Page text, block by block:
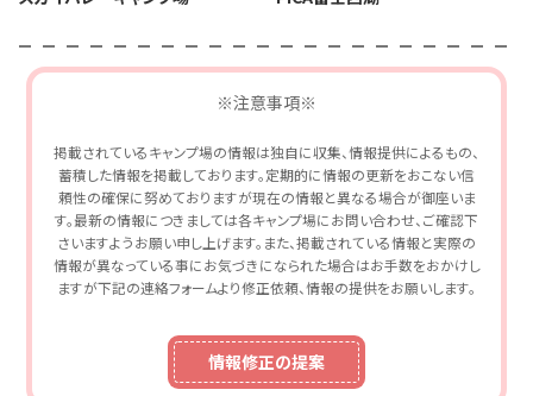
※注意事項※
掲載されているキャンプ場の情報は独自に収集、情報提供によるもの、
蓄積した情報を掲載しております。定期的に情報の更新をおこない信
頼性の確保に努めておりますが現在の情報と異なる場合が御座いま
す。最新の情報につきましては各キャンプ場にお問い合わせ、ご確認下
さいますようお願い申し上げます。また、掲載されている情報と実際の
情報が異なっている事にお気づきになられた場合はお手数をおかけし
ますが下記の連絡フォームより修正依頼、情報の提供をお願いします。
情報修正の提案